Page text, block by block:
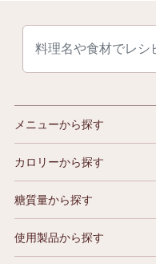
メニューから探す
カロリーから探す
糖質量から探す
使用製品から探す